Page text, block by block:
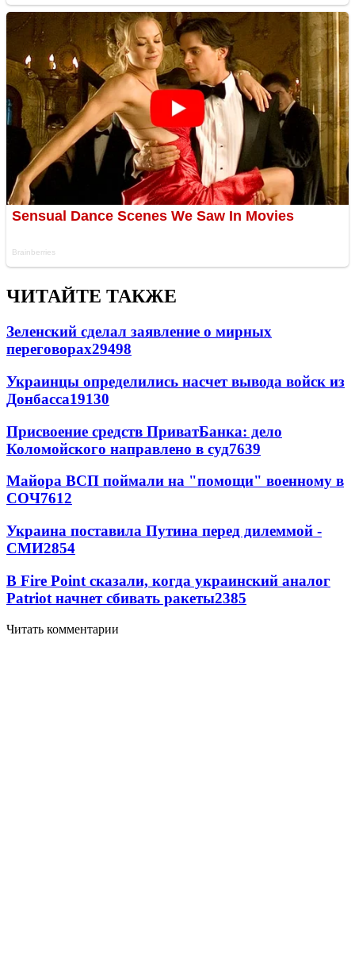
ЧИТАЙТЕ ТАКЖЕ
Зеленский сделал заявление о мирных
переговорах29498
Украинцы определились насчет вывода войск из
Донбасса19130
Присвоение средств ПриватБанка: дело
Коломойского направлено в суд7639
Майора ВСП поймали на "помощи" военному в
СОЧ7612
Украина поставила Путина перед дилеммой -
СМИ2854
В Fire Point сказали, когда украинский аналог
Patriot начнет сбивать ракеты2385
Читать комментарии